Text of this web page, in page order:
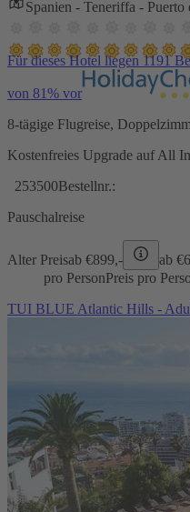
Spanien - Teneriffa - Puerto
Für dieses Hotel liegen 1191
von 81% vor
8-tägige Flugreise,
Kostenfreies Upgrade auf All
253500Bestellnr.:
Pauschalreise
Alter Preisab €899,- ab €
pro PersonPreis pro
TUI BLUE Atlantic Hills -